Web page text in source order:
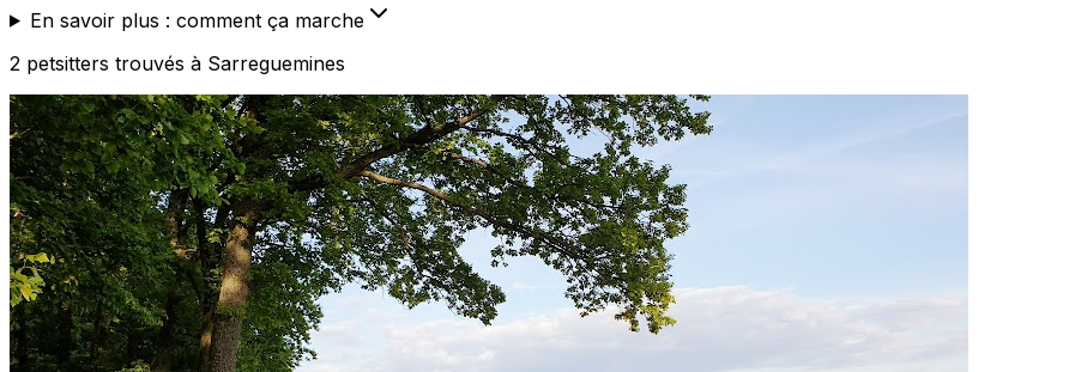
En savoir plus : comment ça marche
2 petsitters trouvés à Sarreguemines